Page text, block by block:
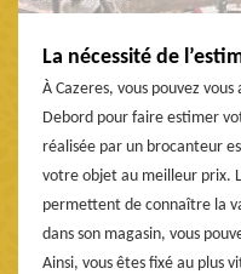
La nécessité de
À Cazeres, vous pouvez
Debord pour faire estimer
réalisée par un brocanteur
votre objet au meilleur prix.
permettent de connaître la
dans son magasin, vous
Ainsi, vous êtes fixé au plus